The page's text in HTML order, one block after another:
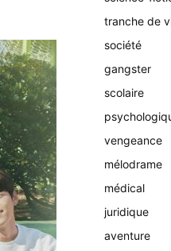
tranche de
société
gangster
scolaire
vengeance
mélodrame
médical
juridique
aventure